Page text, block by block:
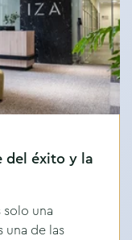
del éxito y la
una
de las